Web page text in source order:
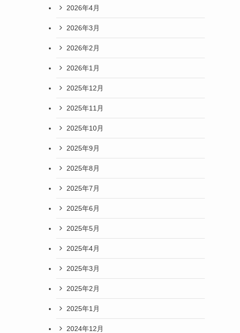
2026年4月
2026年3月
2026年2月
2026年1月
2025年12月
2025年11月
2025年10月
2025年9月
2025年8月
2025年7月
2025年6月
2025年5月
2025年4月
2025年3月
2025年2月
2025年1月
2024年12月